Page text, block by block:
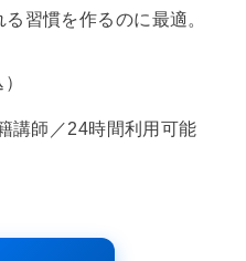
習慣を作るのに最適。
講師／24時間利用可能